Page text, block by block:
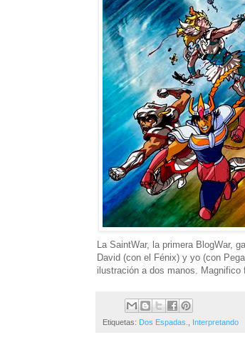
La SaintWar, la primera BlogWar,
David (con el Fénix) y yo (con
ilustración a dos manos. Magnifico
Etiquetas: Dos Espadas., Interpretando